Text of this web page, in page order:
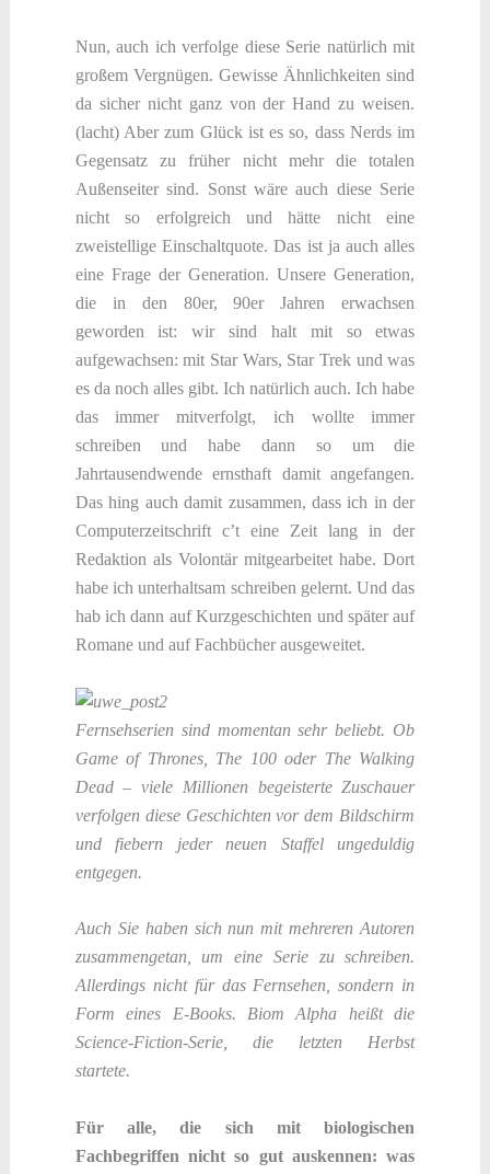
Nun, auch ich verfolge diese Serie natürlich mit
großem Vergnügen. Gewisse Ähnlichkeiten sind
da sicher nicht ganz von der Hand zu weisen.
(lacht) Aber zum Glück ist es so, dass Nerds im
Gegensatz zu früher nicht mehr die totalen
Außenseiter sind. Sonst wäre auch diese Serie
nicht so erfolgreich und hätte nicht eine
zweistellige Einschaltquote. Das ist ja auch alles
eine Frage der Generation. Unsere Generation,
die in den 80er, 90er Jahren erwachsen
geworden ist: wir sind halt mit so etwas
aufgewachsen: mit Star Wars, Star Trek und was
es da noch alles gibt. Ich natürlich auch. Ich habe
das immer mitverfolgt, ich wollte immer
schreiben und habe dann so um die
Jahrtausendwende ernsthaft damit angefangen.
Das hing auch damit zusammen, dass ich in der
Computerzeitschrift c’t eine Zeit lang in der
Redaktion als Volontär mitgearbeitet habe. Dort
habe ich unterhaltsam schreiben gelernt. Und das
hab ich dann auf Kurzgeschichten und später auf
Romane und auf Fachbücher ausgeweitet.
Fernsehserien sind momentan sehr beliebt. Ob
Game of Thrones, The 100 oder The Walking
Dead – viele Millionen begeisterte Zuschauer
verfolgen diese Geschichten vor dem Bildschirm
und fiebern jeder neuen Staffel ungeduldig
entgegen.
Auch Sie haben sich nun mit mehreren Autoren
zusammengetan, um eine Serie zu schreiben.
Allerdings nicht für das Fernsehen, sondern in
Form eines E-Books. Biom Alpha heißt die
Science-Fiction-Serie, die letzten Herbst
startete.
Für alle, die sich mit biologischen
Fachbegriffen nicht so gut auskennen: was